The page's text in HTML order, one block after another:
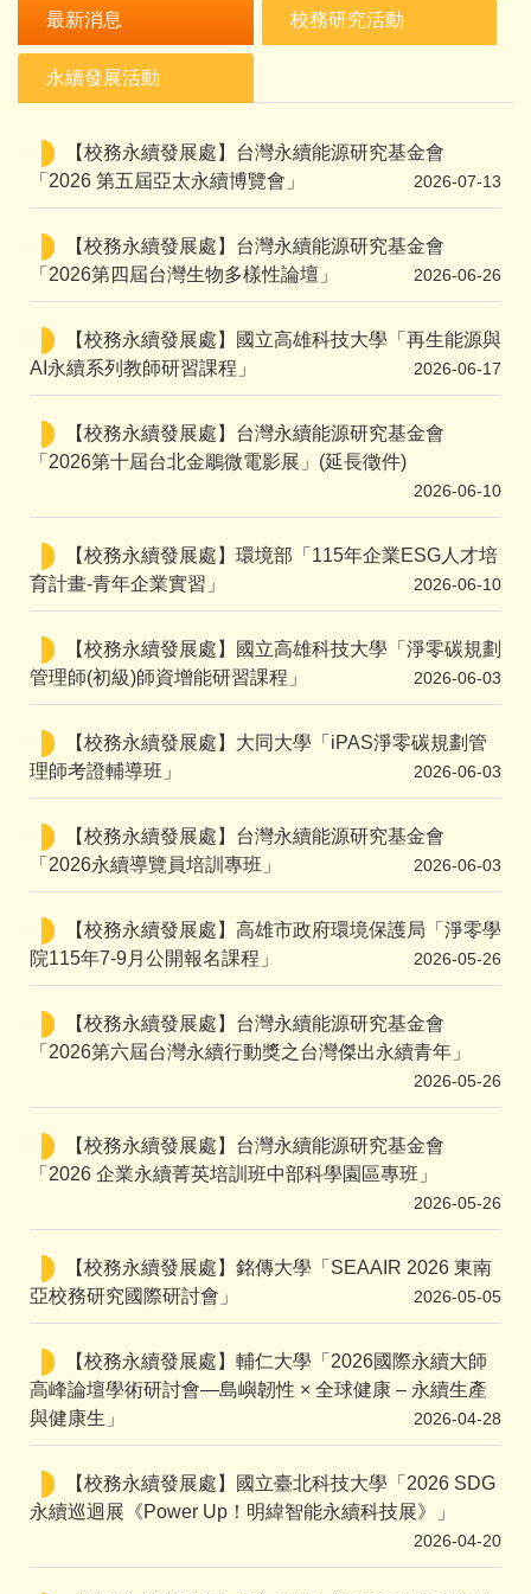
最新消息 校務研究活動
永續發展活動
【校務永續發展處】台灣永續能源研究基金會
「2026 第五屆亞太永續博覽會」
2026-07-13
【校務永續發展處】台灣永續能源研究基金會
「2026第四屆台灣生物多樣性論壇」
2026-06-26
【校務永續發展處】國立高雄科技大學「再生能源與
AI永續系列教師研習課程」
2026-06-17
【校務永續發展處】台灣永續能源研究基金會
「2026第十屆台北金鵰微電影展」(延長徵件)
2026-06-10
【校務永續發展處】環境部「115年企業ESG人才培
育計畫-青年企業實習」
2026-06-10
【校務永續發展處】國立高雄科技大學「淨零碳規劃
管理師(初級)師資增能研習課程」
2026-06-03
【校務永續發展處】大同大學「iPAS淨零碳規劃管
理師考證輔導班」
2026-06-03
【校務永續發展處】台灣永續能源研究基金會
「2026永續導覽員培訓專班」
2026-06-03
【校務永續發展處】高雄市政府環境保護局「淨零學
院115年7-9月公開報名課程」
2026-05-26
【校務永續發展處】台灣永續能源研究基金會
「2026第六屆台灣永續行動獎之台灣傑出永續青年」
2026-05-26
【校務永續發展處】台灣永續能源研究基金會
「2026 企業永續菁英培訓班中部科學園區專班」
2026-05-26
【校務永續發展處】銘傳大學「SEAAIR 2026 東南
亞校務研究國際研討會」
2026-05-05
【校務永續發展處】輔仁大學「2026國際永續大師
高峰論壇學術研討會—島嶼韌性 × 全球健康 – 永續生產
與健康生」
2026-04-28
【校務永續發展處】國立臺北科技大學「2026 SDG
永續巡迴展《Power Up！明緯智能永續科技展》」
2026-04-20